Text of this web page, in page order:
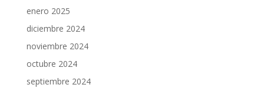
enero 2025
diciembre 2024
noviembre 2024
octubre 2024
septiembre 2024